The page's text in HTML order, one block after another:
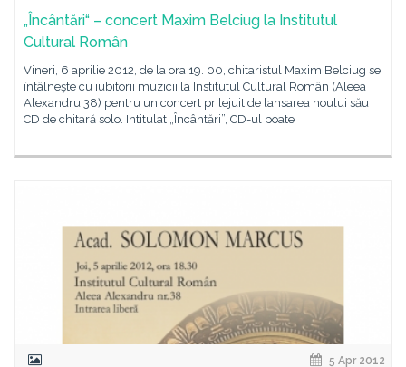
„Încântări“ – concert Maxim Belciug la Institutul
Cultural Român
Vineri, 6 aprilie 2012, de la ora 19. 00, chitaristul Maxim Belciug se
întâlneşte cu iubitorii muzicii la Institutul Cultural Român (Aleea
Alexandru 38) pentru un concert prilejuit de lansarea noului său
CD de chitară solo. Intitulat „Încântări”, CD-ul poate
5 Apr 2012